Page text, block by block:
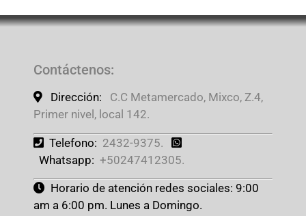
Contáctenos:
Dirección:
C.C Metamercado, Mixco, Z.4,
Primer nivel, local 142.
Telefono: 2432-9375.
Whatsapp: +50247412305.
Horario de atención redes sociales: 9:00
am a 6:00 pm. Lunes a Domingo.